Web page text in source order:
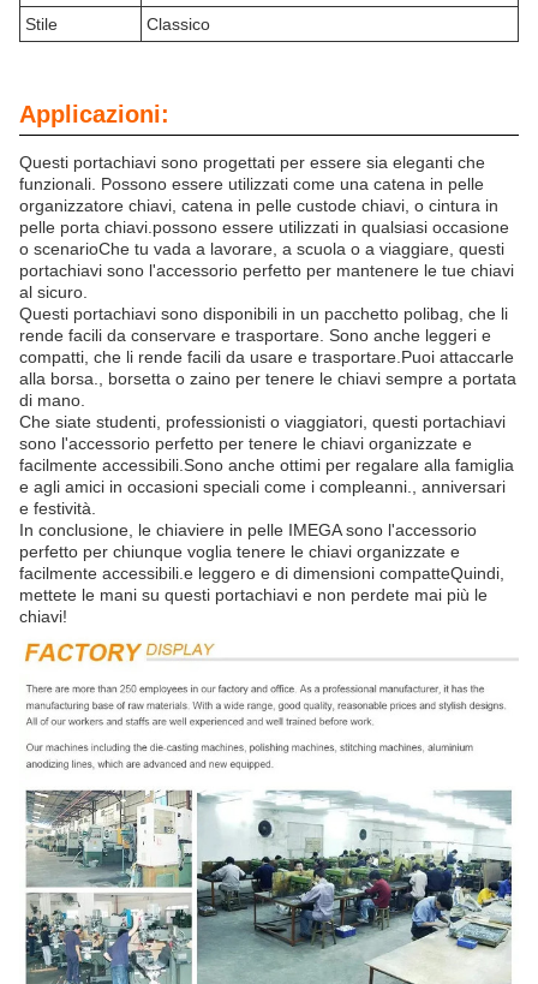
Stile
Classico
Applicazioni:
Questi portachiavi sono progettati per essere sia eleganti che
funzionali. Possono essere utilizzati come una catena in pelle
organizzatore chiavi, catena in pelle custode chiavi, o cintura in
pelle porta chiavi.possono essere utilizzati in qualsiasi occasione
o scenarioChe tu vada a lavorare, a scuola o a viaggiare, questi
portachiavi sono l'accessorio perfetto per mantenere le tue chiavi
al sicuro.
Questi portachiavi sono disponibili in un pacchetto polibag, che li
rende facili da conservare e trasportare. Sono anche leggeri e
compatti, che li rende facili da usare e trasportare.Puoi attaccarle
alla borsa., borsetta o zaino per tenere le chiavi sempre a portata
di mano.
Che siate studenti, professionisti o viaggiatori, questi portachiavi
sono l'accessorio perfetto per tenere le chiavi organizzate e
facilmente accessibili.Sono anche ottimi per regalare alla famiglia
e agli amici in occasioni speciali come i compleanni., anniversari
e festività.
In conclusione, le chiaviere in pelle IMEGA sono l'accessorio
perfetto per chiunque voglia tenere le chiavi organizzate e
facilmente accessibili.e leggero e di dimensioni compatteQuindi,
mettete le mani su questi portachiavi e non perdete mai più le
chiavi!